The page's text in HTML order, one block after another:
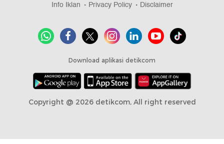
Info Iklan
Privacy Policy Disclaimer
Download aplikasi detikcom
Copyright @ 2026 detikcom, All right reserved